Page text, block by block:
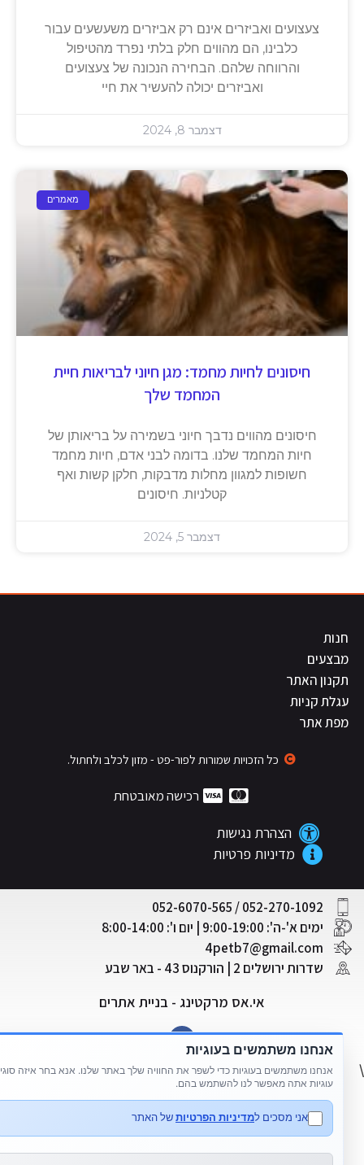
צעצועים ואביזרים אינם רק אביזרים משעשעים עבור
כלבינו, הם מהווים חלק בלתי נפרד מהטיפול
והרווחה שלהם. הבחירה הנכונה של צעצועים
ואביזרים יכולה להעשיר את חיי
דצמבר 8, 2024
מאמרים
חיסונים לחיות מחמד: מגן חיוני לבריאות חיית
המחמד שלך
חיסונים מהווים נדבך חיוני בשמירה על בריאותן של
חיות המחמד שלנו. בדומה לבני אדם, חיות מחמד
חשופות למגוון מחלות מדבקות, חלקן קשות ואף
קטלניות. חיסונים
דצמבר 5, 2024
חנות
מבצעים
תקנון האתר
עגלת קניות
מפת אתר
כל הזכויות שמורות לפור-פט - מזון לכלב ולחתול.
רכישה מאובטחת
הצהרת נגישות
מדיניות פרטיות
052-270-1092 / 052-6070-565
ימים א'-ה': 9:00-19:00 | יום ו': 8:00-14:00
4petb7@gmail.com
שדרות ירושלים 2 | הורקנוס 43 - באר שבע
אי.אס מרקטינג - בניית אתרים
אנחנו משתמשים בעוגיות
אנחנו משתמשים בעוגיות כדי לשפר את החוויה שלך באתר שלנו. אנא בחר איזה סוגי
עוגיות אתה מאפשר לנו להשתמש בהם.
אני מסכים למדיניות הפרטיותשל האתר